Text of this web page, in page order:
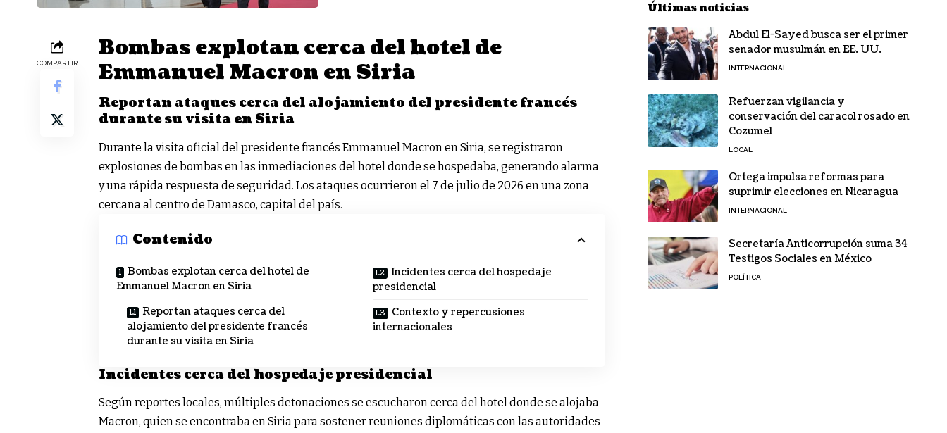
COMPARTIR
Bombas explotan cerca del hotel de
Emmanuel Macron en Siria
Reportan ataques cerca del alojamiento del presidente francés
durante su visita en Siria
Durante la visita oficial del presidente francés Emmanuel Macron en Siria, se registraron
explosiones de bombas en las inmediaciones del hotel donde se hospedaba, generando alarma
y una rápida respuesta de seguridad. Los ataques ocurrieron el 7 de julio de 2026 en una zona
cercana al centro de Damasco, capital del país.
Contenido
Bombas explotan cerca del hotel de
Emmanuel Macron en Siria
Reportan ataques cerca del
alojamiento del presidente francés
durante su visita en Siria
Incidentes cerca del hospedaje
presidencial
Contexto y repercusiones
internacionales
Incidentes cerca del hospedaje presidencial
Según reportes locales, múltiples detonaciones se escucharon cerca del hotel donde se alojaba
Macron, quien se encontraba en Siria para sostener reuniones diplomáticas con las autoridades
Últimas noticias
Abdul El-Sayed busca ser el primer
senador musulmán en EE. UU.
INTERNACIONAL
Refuerzan vigilancia y
conservación del caracol rosado en
Cozumel
LOCAL
Ortega impulsa reformas para
suprimir elecciones en Nicaragua
INTERNACIONAL
Secretaría Anticorrupción suma 34
Testigos Sociales en México
POLÍTICA